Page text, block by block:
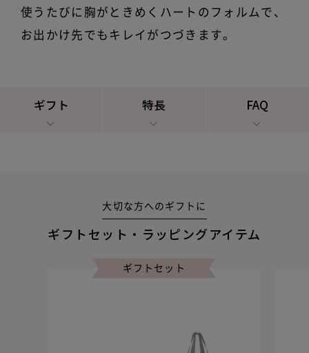
使うたびに胸がときめくハートのフォルムで、
お出かけ先でもキレイがつづきます。
ギフト 特長 FAQ
大切な方へのギフトに
ギフトセット・ラッピングアイテム
ギフトセット